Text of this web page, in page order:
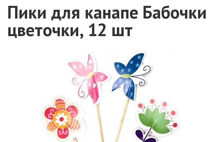
Пики для канапе Бабочки
цветочки, 12 шт